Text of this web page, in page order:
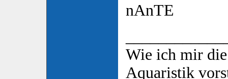
nAnTE
Wie ich mir
Aquaristik